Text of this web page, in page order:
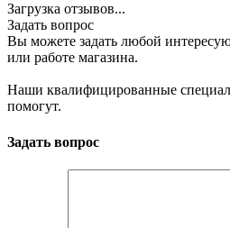
Загрузка отзывов...
Задать вопрос
Вы можете задать любой
или работе магазина.
Наши квалифицированные
помогут.
Задать вопрос